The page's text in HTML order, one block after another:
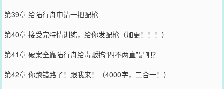
第39章 给陆行舟申请一把配枪
第40章 接受完特情训练，给你发配枪（加更！！！）
第41章 破案全靠陆行舟给毒贩搞“四不两直”是吧？
第42章 你跑错路了！跟我来！（4000字，二合一！）